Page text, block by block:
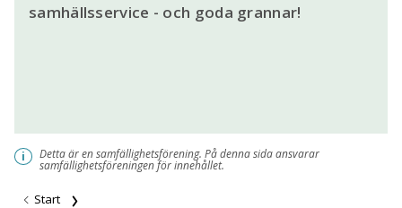
samhällsservice - och goda grannar!
i Detta är en samfällighetsförening. På denna sida ansvarar
samfällighetsföreningen för innehållet.
Start